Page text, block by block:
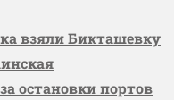
взяли Бикташевку
остановки портов